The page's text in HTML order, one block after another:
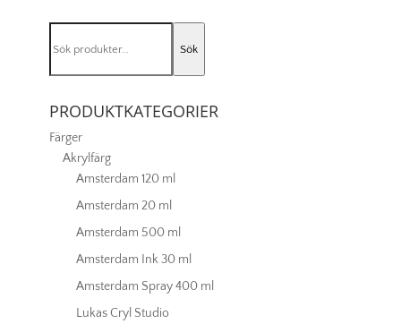
umber
076efter:
Sök
PRODUKTKATEGORIER
Färger
Akrylfärg
Amsterdam 120 ml
Amsterdam 20 ml
Amsterdam 500 ml
Amsterdam Ink 30 ml
Amsterdam Spray 400 ml
Lukas Cryl Studio